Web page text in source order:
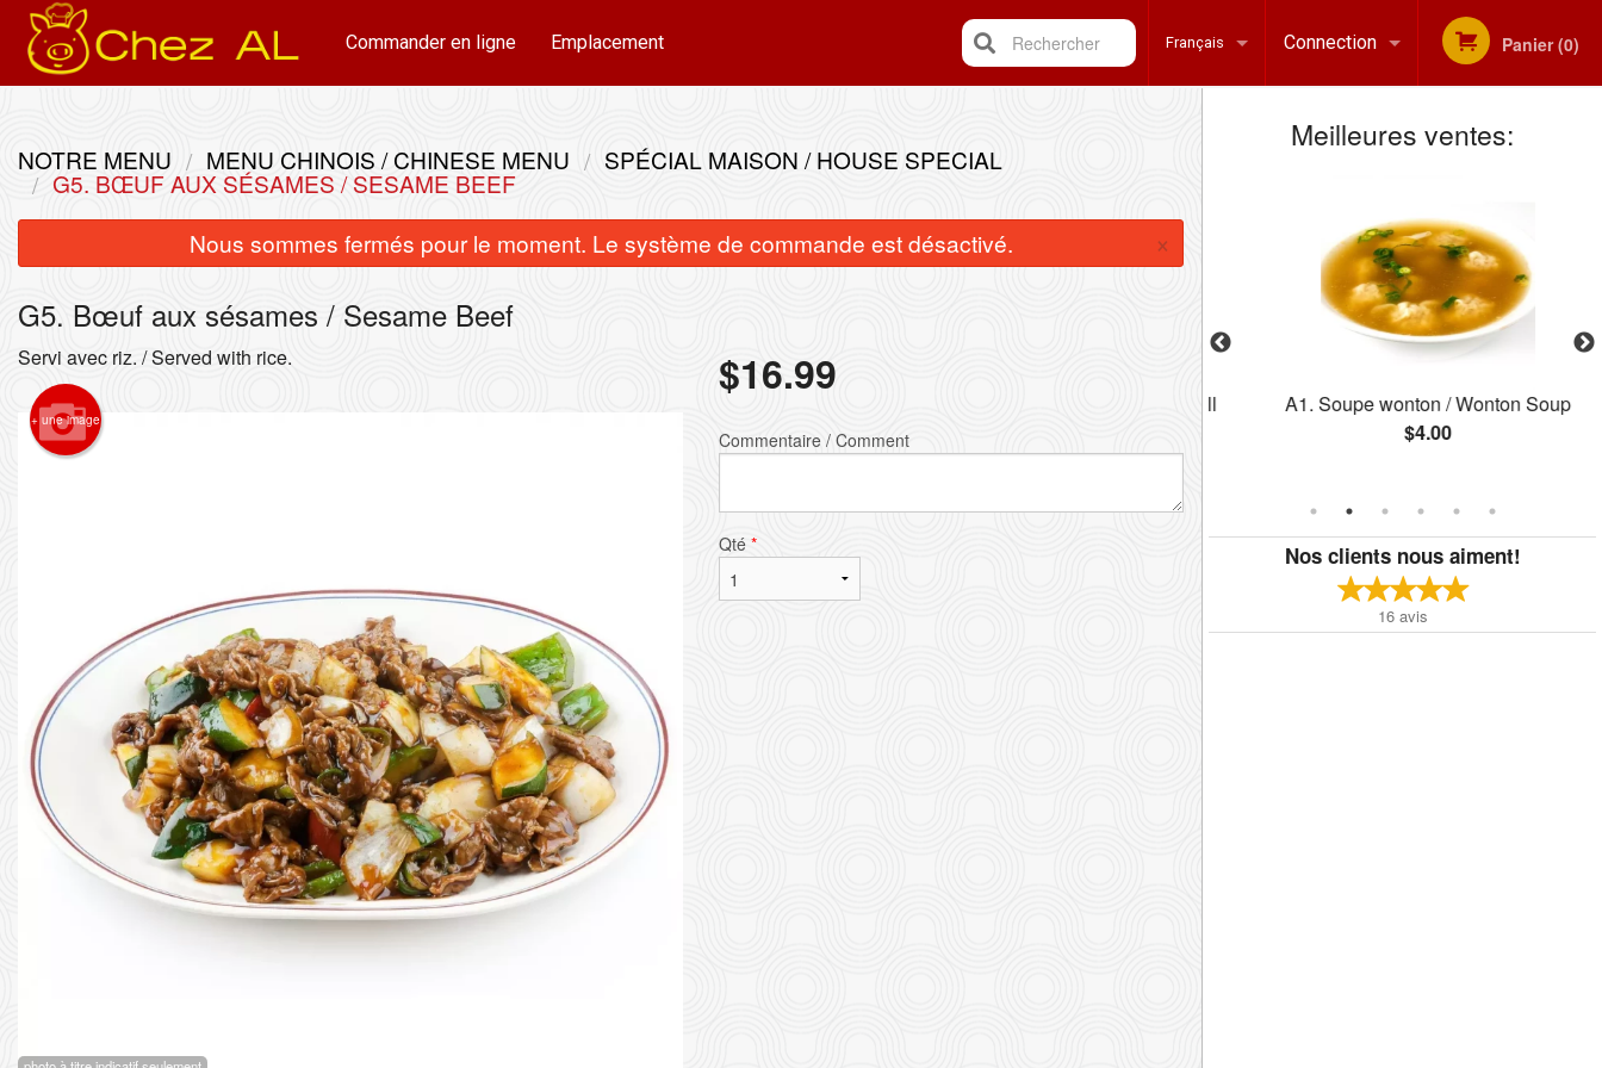
Commander en ligne Emplacement Français Connection
Inscription
Panier (0)
Rechercher
Meilleures ventes:
A1. Soupe wonton / Wonton Soup
$4.00
Nos clients nous aiment!
16 avis
NOTRE MENU MENU CHINOIS / CHINESE MENU SPÉCIAL MAISON / HOUSE SPECIAL
G5. BŒUF AUX SÉSAMES / SESAME BEEF
Nous sommes fermés pour le moment. Le système de commande est désactivé.
×
G5. Bœuf aux sésames / Sesame Beef
Servi avec riz. / Served with rice.
+ une image
$16.99
Commentaire / Comment
Qté *